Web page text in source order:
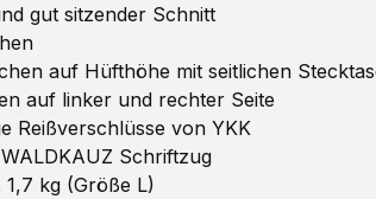
gut sitzender Schnitt
auf Hüfthöhe mit seitlichen
auf linker und rechter Seite
Reißverschlüsse von YKK
Schriftzug
1,7 kg (Größe L)